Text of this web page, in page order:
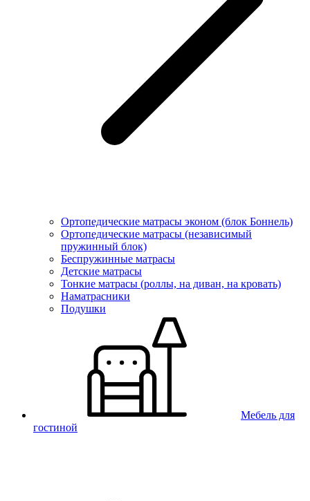
Ортопедические матрасы эконом (блок Боннель)
Ортопедические матрасы (независимый
пружинный блок)
Беcпружинные матрасы
Детские матрасы
Тонкие матрасы (роллы, на диван, на кровать)
Наматрасники
Подушки
Мебель для
гостиной